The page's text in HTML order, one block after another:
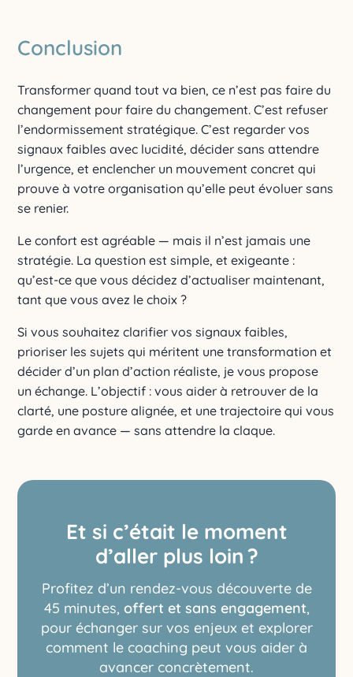
Conclusion
Transformer quand tout va bien, ce n’est pas faire du
changement pour faire du changement. C’est refuser
l’endormissement stratégique. C’est regarder vos
signaux faibles avec lucidité, décider sans attendre
l’urgence, et enclencher un mouvement concret qui
prouve à votre organisation qu’elle peut évoluer sans
se renier.
Le confort est agréable — mais il n’est jamais une
stratégie. La question est simple, et exigeante :
qu’est-ce que vous décidez d’actualiser maintenant,
tant que vous avez le choix ?
Si vous souhaitez clarifier vos signaux faibles,
prioriser les sujets qui méritent une transformation et
décider d’un plan d’action réaliste, je vous propose
un échange. L’objectif : vous aider à retrouver de la
clarté, une posture alignée, et une trajectoire qui vous
garde en avance — sans attendre la claque.
Et si c’était le moment
d’aller plus loin ?
Profitez d’un rendez-vous découverte de
45 minutes, offert et sans engagement,
pour échanger sur vos enjeux et explorer
comment le coaching peut vous aider à
avancer concrètement.